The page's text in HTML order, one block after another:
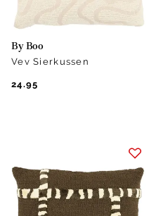
By Boo
Vev Sierkussen
24.95